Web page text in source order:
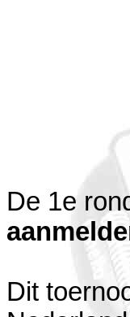
De 1e
Dit